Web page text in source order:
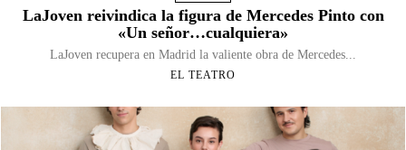
LaJoven reivindica la figura de Mercedes Pinto con
«Un señor…cualquiera»
LaJoven recupera en Madrid la valiente obra de Mercedes...
EL TEATRO